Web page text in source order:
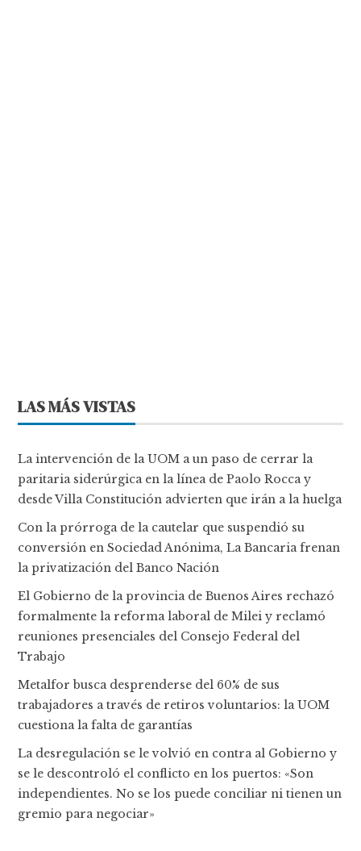
LAS MÁS VISTAS
La intervención de la UOM a un paso de cerrar la
paritaria siderúrgica en la línea de Paolo Rocca y
desde Villa Constitución advierten que irán a la huelga
Con la prórroga de la cautelar que suspendió su
conversión en Sociedad Anónima, La Bancaria frenan
la privatización del Banco Nación
El Gobierno de la provincia de Buenos Aires rechazó
formalmente la reforma laboral de Milei y reclamó
reuniones presenciales del Consejo Federal del
Trabajo
Metalfor busca desprenderse del 60% de sus
trabajadores a través de retiros voluntarios: la UOM
cuestiona la falta de garantías
La desregulación se le volvió en contra al Gobierno y
se le descontroló el conflicto en los puertos: «Son
independientes. No se los puede conciliar ni tienen un
gremio para negociar»